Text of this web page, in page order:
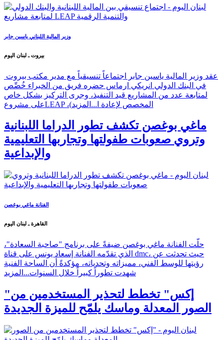
وزير المالية اللبناني ياسين جابر
بيروت ـ لبنان اليوم
في البنك الدولي انريكي ارماس حضره فريق من الخبراء خُصِّص
لمتابعة عدد من المشاريع قيد التنفيذ، وجرى التركيز بشكل خاص
على مشروعLEAP ،(المخصص لإعادة ا... المزيد
ماغي بوغصن تكشف تطور الدراما اللبنانية
وتروي صعوبات طفولتها وتجاربها التعليمية
والإبداعية
الفنانة ماغي بوغصن
القاهرة ـ لبنان اليوم
حلّت الفنانة ماغي بوغصن ضيفةً على برنامج "صاحبة السعادة"،
الذي تقدّمه الفنانة إسعاد يونس على قناة dmc، حيث تحدثت عن
رؤيتها للوسط الفني، مميزاته وتحدياته، مؤكدةً أن الساحة الفنية
شهدت تطوراً كبيراً خلال السنوات... المزيد
"إكس" تخطط لتحذير المستخدمين من
الصور المعدلة وماسك يلمّح للميزة الجديدة